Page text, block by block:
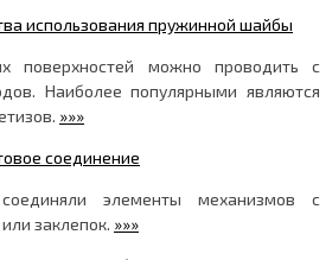
использования пружинной шайбы
поверхностей можно проводить с
Наиболее популярными являются
»»»
соединение
элементы механизмов с
заклепок. »»»